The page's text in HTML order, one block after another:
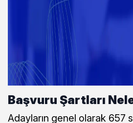
Başvuru Şartları
Adayların genel olarak 657